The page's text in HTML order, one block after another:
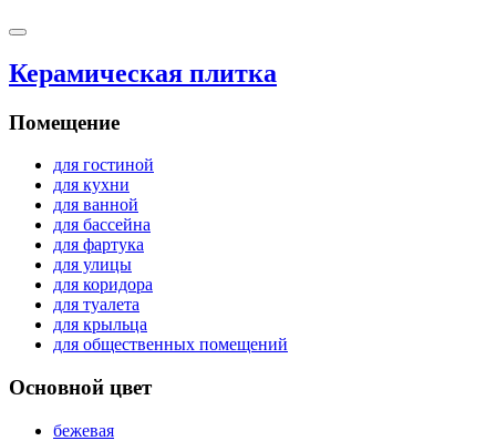
Керамическая плитка
Помещение
для гостиной
для кухни
для ванной
для бассейна
для фартука
для улицы
для коридора
для туалета
для крыльца
для общественных помещений
Основной цвет
бежевая